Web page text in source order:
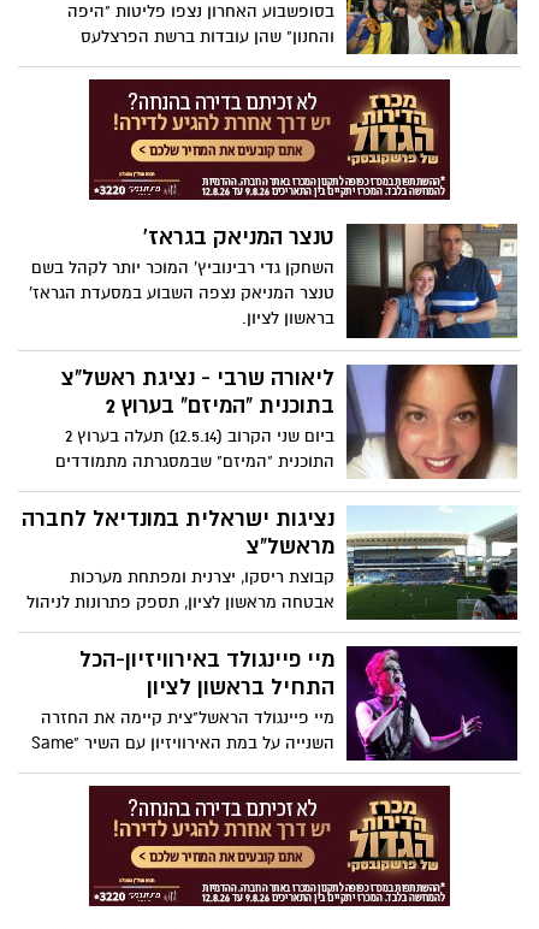
בסופשבוע האחרון נצפו פליטות "היפה
והחנון" שהן עובדות ברשת הפרצלעס
האמריקאית Auntie Anne's (דודה האן)
שנחתה לאחרונה בישראל.
טנצר המניאק בגראז'
השחקן גדי רבינוביץ' המוכר יותר לקהל בשם
טנצר המניאק נצפה השבוע במסעדת הגראז'
בראשון לציון.
ליאורה שרבי - נציגת ראשל"צ
בתוכנית "המיזם" בערוץ 2
ביום שני הקרוב (12.5.14) תעלה בערוץ 2
התוכנית "המיזם" שבמסגרתה מתמודדים
שיעברו את האודישן הראשוני מול פאנל
השופטים יעברו לשלב לכבוש את לב הצופים
בבית בשידור חי.
נציגות ישראלית במונדיאל לחברה
מראשל"צ
קבוצת ריסקו, יצרנית ומפתחת מערכות
אבטחה מראשון לציון, תספק פתרונות לניהול
אבטחה לאצטדיון Arena Pantanal החדש
בעיר קויאבה (Cuiabá) לקראת משחקי גביע
העולם בכדורגל 2014 שיתקיימו בברזיל.
מיי פיינגולד באירוויזיון-הכל
התחיל בראשון לציון
מיי פיינגולד הראשל"צית קיימה את החזרה
השנייה על במת האירוויזיון עם השיר "Same
Heart" ואחר כך התמסרה למסיבת עיתונאים
עם התקשורת הזרה: "החזרה היתה מצוינת,
ויתרנו על השכיבה על הבמה ותיקנו תאורה",
אמרה, ועל עצמה הוסיפה: "'כוכב נולד' שינתה
את הדרך שלי, אני אוהבת את 'דיווה' ודנה
אינטרנשיונל". בתשובה לשאלה האם היא